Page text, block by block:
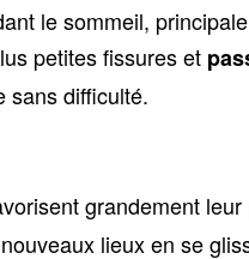
le sommeil,
petites fissures et
difficulté.
grandement
lieux en se